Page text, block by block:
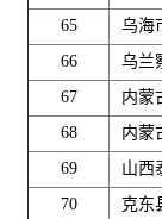
65
乌海
66
乌兰
67
内蒙
68
内蒙
69
山西
70
克东